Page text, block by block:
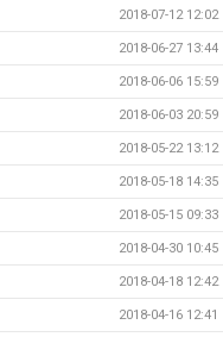
2018-07-12 12:02
2018-06-27 13:44
2018-06-06 15:59
2018-06-03 20:59
2018-05-22 13:12
2018-05-18 14:35
2018-05-15 09:33
2018-04-30 10:45
2018-04-18 12:42
2018-04-16 12:41